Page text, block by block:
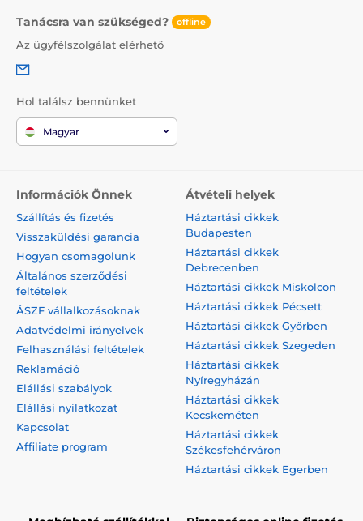
Tanácsra van szükséged? offline
Az ügyfélszolgálat elérhető
Hol találsz bennünket
Magyar
Információk Önnek
Szállítás és fizetés
Visszaküldési garancia
Hogyan csomagolunk
Általános szerződési
feltételek
ÁSZF vállalkozásoknak
Adatvédelmi irányelvek
Felhasználási feltételek
Reklamáció
Elállási szabályok
Elállási nyilatkozat
Kapcsolat
Affiliate program
Átvételi helyek
Háztartási cikkek
Budapesten
Háztartási cikkek
Debrecenben
Háztartási cikkek Miskolcon
Háztartási cikkek Pécsett
Háztartási cikkek Győrben
Háztartási cikkek Szegeden
Háztartási cikkek
Nyíregyházán
Háztartási cikkek
Kecskeméten
Háztartási cikkek
Székesfehérváron
Háztartási cikkek Egerben